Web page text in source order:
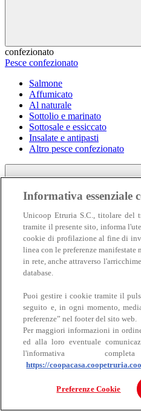
confezionato
Pesce confezionato
Salmone
Affumicato
Al naturale
Sottolio e marinato
Sottosale e essiccato
Insalate e antipasti
Altro pesce confezionato
Carne
Bovino
Informativa essenziale
Unicoop Etruria S.C., titolare del
tramite il presente sito, informa
cookie di profilazione al fine di
linea con le preferenze
in rete, anche attraverso
database.
Puoi gestire i cookie tramite il
seguito e, in ogni momento,
preferenze” nel footer del sito web.
Per maggiori informazioni in
ed alla loro eventuale
l'informativa
https://
Preferenze Cookie